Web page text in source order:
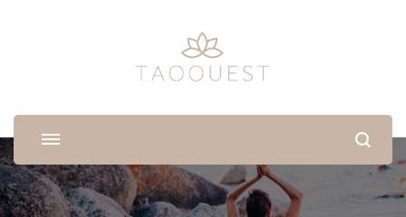
Taoouest
Médecine douce pour vous aligner avec votre corps